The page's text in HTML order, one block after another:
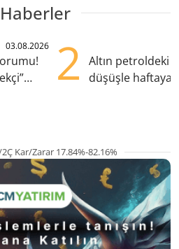
03.08.2026 2
Altın petroldeki
düşüşle haftaya
Kar/Zarar 17.84%-82.16%